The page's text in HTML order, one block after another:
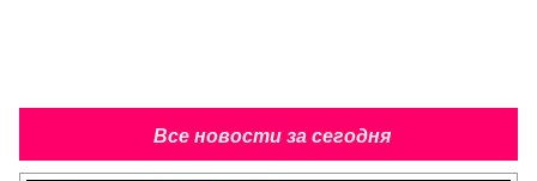
Все новости за сегодня